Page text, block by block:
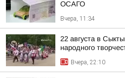
ОСАГО
Вчера, 11:34
22 августа в
народного
Вчера, 22:10